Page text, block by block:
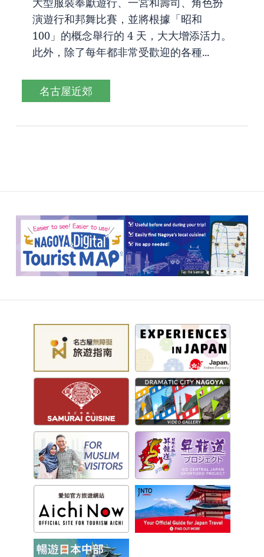
演遊行和邦舞比賽，並將根據「昭和
100」的概念舉行的 4 天，大大增添活力。
此外，除了每年都非常受歡迎的各種...
名古屋近郊